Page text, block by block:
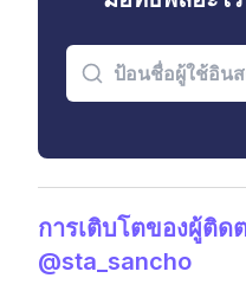
การเติบโตของผู้ติด
@sta_sancho